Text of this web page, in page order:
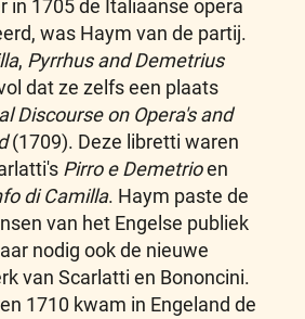
in 1705 de Italiaanse opera
was Haym van de partij.
, Pyrrhus and Demetrius
dat ze zelfs een plaats
Discourse on Opera's and
(1709). Deze libretti waren
Pirro e Demetrioen
di Camilla. Haym paste de
van het Engelse publiek
nodig ook de nieuwe
van Scarlatti en Bononcini.
1710 kwam in Engeland de